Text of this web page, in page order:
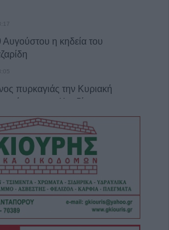
η κηδεία του
πυρκαγιάς την Κυριακή
τμήμα του ν. Καρδίτσας και
Θεσσαλίας
τις αισθήσεις του
πηγάδι σε οικισμό της
(Πρόεδρος ΔΕΥΑΚ): Στην
θα υπάρξουν αυξήσεις